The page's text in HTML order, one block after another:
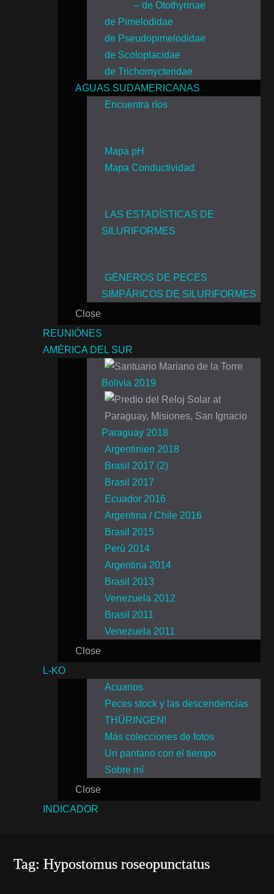
– de Otothyrinae
de Pimelodidae
de Pseudopimelodidae
de Scoloplacidae
de Trichomycteridae
AGUAS SUDAMERICANAS
Encuentra ríos
Mapa pH
Mapa Conductividad
LAS ESTADÍSTICAS DE
SILURIFORMES
GÉNEROS DE PECES
SIMPÁRICOS DE SILURIFORMES
Close
REUNIÓNES
AMÉRICA DEL SUR
Bolivia 2019
Paraguay 2018
Argentinien 2018
Brasil 2017 (2)
Brasil 2017
Ecuador 2016
Argentina / Chile 2016
Brasil 2015
Perú 2014
Argentina 2014
Brasil 2013
Venezuela 2012
Brasil 2011
Venezuela 2011
Close
L-KO
Acuarios
Peces stock y las descendencias
THÜRINGEN!
Más colecciones de fotos
Un pantano con el tiempo
Sobre mí
Close
INDICADOR
Tag: Hypostomus roseopunctatus